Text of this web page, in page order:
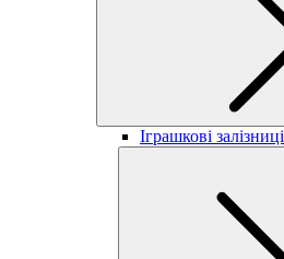
Іграшкові залізниці